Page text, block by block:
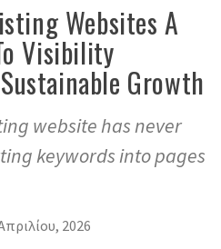
Websites A
Visibility
Growth
website has never
keywords into pages
2026